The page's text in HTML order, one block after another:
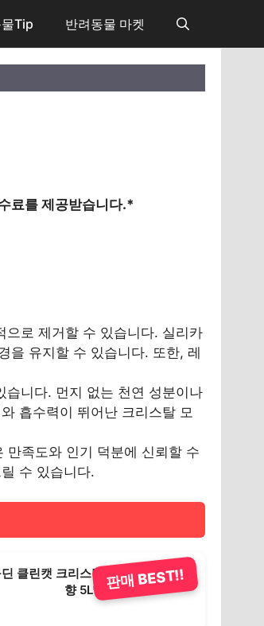
Tip 반려동물 마켓
료를 제공받습니다.*
으로 제거할 수 있습니다. 실리카
을 유지할 수 있습니다. 또한, 레
습니다. 먼지 없는 천연 성분이나
흡수력이 뛰어난 크리스탈 모
만족도와 인기 덕분에 신뢰할 수
수 있습니다.
클린캣 크리스탈 고양이모래 레몬
향 5L*6개판매 BEST!!